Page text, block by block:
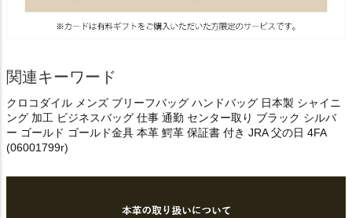
関連キーワード
クロコダイル メンズ ブリーフバッグ ハンドバッグ 日本製 シャイニ
ング 加工 ビジネスバッグ 仕事 通勤 センター取り ブラック シルバ
ー ゴールド ゴールド金具 本革 鰐革 保証書 付き JRA 父の日 4FA
(06001799r)